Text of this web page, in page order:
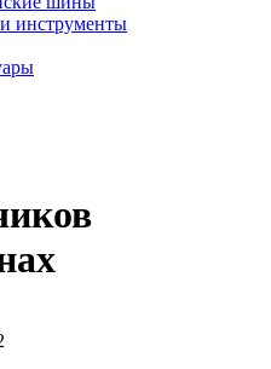
инструменты